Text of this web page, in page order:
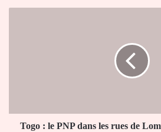
Lomé
Togo : le PNP dans les rues de